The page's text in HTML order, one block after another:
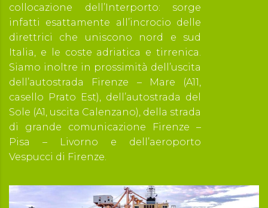
collocazione dell’Interporto: sorge
infatti esattamente all’incrocio delle
direttrici che uniscono nord e sud
Italia, e le coste adriatica e tirrenica.
Siamo inoltre in prossimità dell’uscita
dell’autostrada Firenze – Mare (A11,
casello Prato Est), dell’autostrada del
Sole (A1, uscita Calenzano), della strada
di grande comunicazione Firenze –
Pisa – Livorno e dell’aeroporto
Vespucci di Firenze.